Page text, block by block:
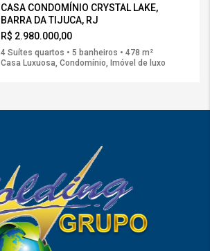
CASA CONDOMÍNIO CRYSTAL LAKE,
BARRA DA TIJUCA, RJ
R$ 2.980.000,00
4 Suítes quartos • 5 banheiros • 478 m²
Casa Luxuosa, Condomínio, Imóvel de luxo